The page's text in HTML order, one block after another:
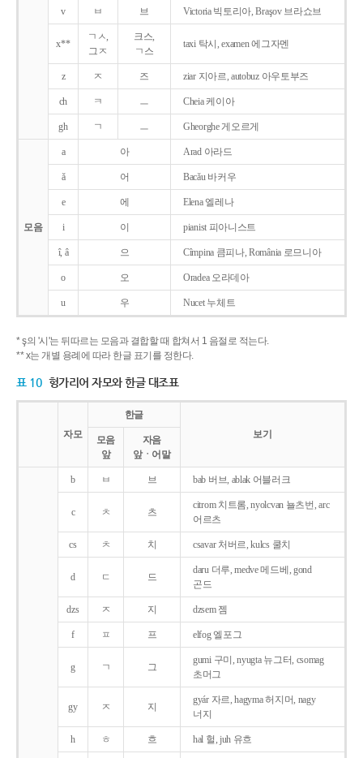
v ㅂ 브 Victoria 빅토리아, Braşov 브라쇼브
x**
ㄱㅅ,
그ㅈ
크스,
ㄱ스
taxi 탁시, examen 에그자멘
z ㅈ 즈 ziar 지아르, autobuz 아우토부즈
ch ㅋ ㅡ Cheia 케이아
gh ㄱ ㅡ Gheorghe 게오르게
모음
a 아 Arad 아라드
ǎ 어 Bacǎu 바커우
e 에 Elena 엘레나
i 이 pianist 피아니스트
î, â 으 Cîmpina 큼피나, România 로므니아
o 오 Oradea 오라데아
u 우 Nucet 누체트
* ş의 '시'는 뒤따르는 모음과 결합할 때 합쳐서 1 음절로 적는다.
** x는 개별 용례에 따라 한글 표기를 정한다.
표 10 헝가리어 자모와 한글 대조표
자모
한글
보기
모음
앞
자음
앞ㆍ어말
b ㅂ 브 bab 버브, ablak 어블러크
c ㅊ 츠
citrom 치트롬, nyolcvan 뇰츠번, arc
어르츠
cs ㅊ 치 csavar 처버르, kulcs 쿨치
d ㄷ 드
daru 더루, medve 메드베, gond
곤드
dzs ㅈ 지 dzsem 젬
f ㅍ 프 elfog 엘포그
g ㄱ 그
gumi 구미, nyugta 뉴그터, csomag
초머그
gy ㅈ 지
gyár 자르, hagyma 허지머, nagy
너지
h ㅎ 흐 hal 헐, juh 유흐